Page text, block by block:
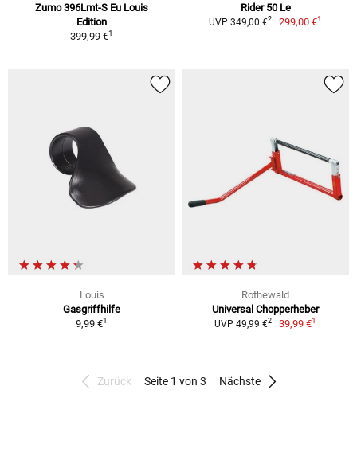
Zumo 396Lmt-S Eu Louis
Edition
399,99 €1
Rider 50 Le
UVP 349,00 €2 299,00 €1
Louis
Gasgriffhilfe
9,99 €1
Rothewald
Universal Chopperheber
UVP 49,99 €2 39,99 €1
Zurück Seite 1 von 3 Nächste